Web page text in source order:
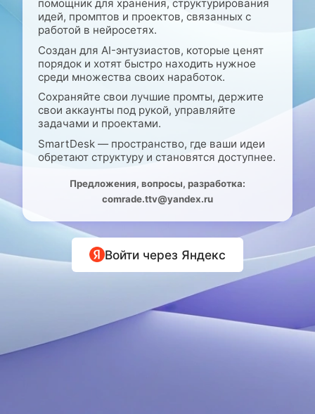
помощник для хранения, структурирования
идей, промптов и проектов, связанных с
работой в нейросетях.
Создан для AI-энтузиастов, которые ценят
порядок и хотят быстро находить нужное
среди множества своих наработок.
Сохраняйте свои лучшие промты, держите
свои аккаунты под рукой, управляйте
задачами и проектами.
SmartDesk — пространство, где ваши идеи
обретают структуру и становятся доступнее.
Предложения, вопросы, разработка:
comrade.ttv@yandex.ru
Войти через Яндекс